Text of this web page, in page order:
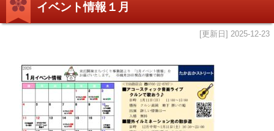
イベント情報１月
[更新日] 2025-12-23